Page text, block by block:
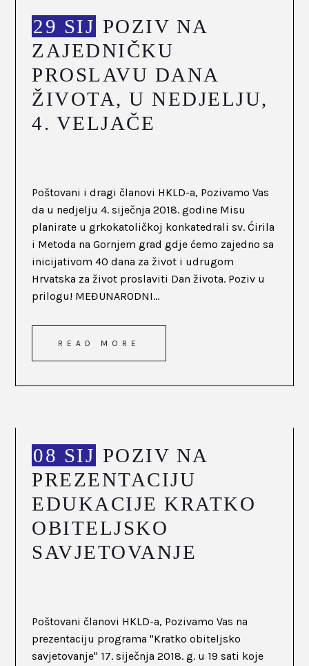
29 SIJ POZIV NA
ZAJEDNIČKU
PROSLAVU DANA
ŽIVOTA, U NEDJELJU,
4. VELJAČE
Poštovani i dragi članovi HKLD-a, Pozivamo Vas
da u nedjelju 4. siječnja 2018. godine Misu
planirate u grkokatoličkoj konkatedrali sv. Ćirila
i Metoda na Gornjem grad gdje ćemo zajedno sa
inicijativom 40 dana za život i udrugom
Hrvatska za život proslaviti Dan života. Poziv u
prilogu! MEĐUNARODNI...
READ MORE
08 SIJ POZIV NA
PREZENTACIJU
EDUKACIJE KRATKO
OBITELJSKO
SAVJETOVANJE
Poštovani članovi HKLD-a, Pozivamo Vas na
prezentaciju programa "Kratko obiteljsko
savjetovanje" 17. siječnja 2018. g. u 19 sati koje